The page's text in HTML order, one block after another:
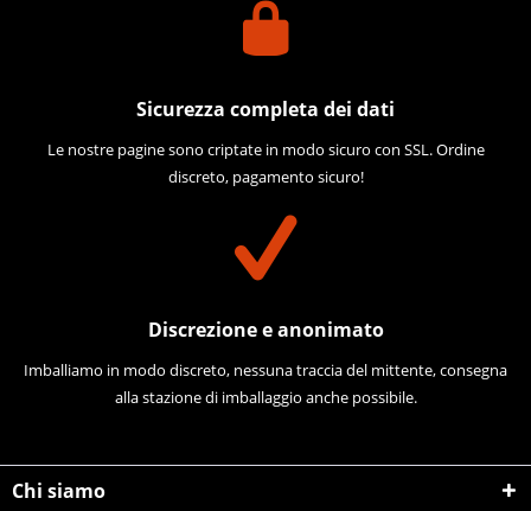
Sicurezza completa dei dati
Le nostre pagine sono criptate in modo sicuro con SSL. Ordine
discreto, pagamento sicuro!
Discrezione e anonimato
Imballiamo in modo discreto, nessuna traccia del mittente, consegna
alla stazione di imballaggio anche possibile.
Chi siamo